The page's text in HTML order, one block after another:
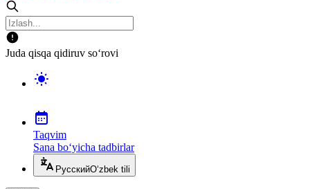
Juda qisqa qidiruv so‘rovi
Taqvim
Sana bo‘yicha tadbirlar
РусскийO‘zbek tili